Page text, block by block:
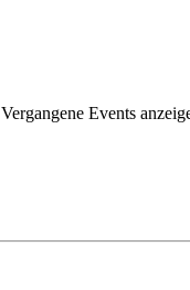
Vergangene Events